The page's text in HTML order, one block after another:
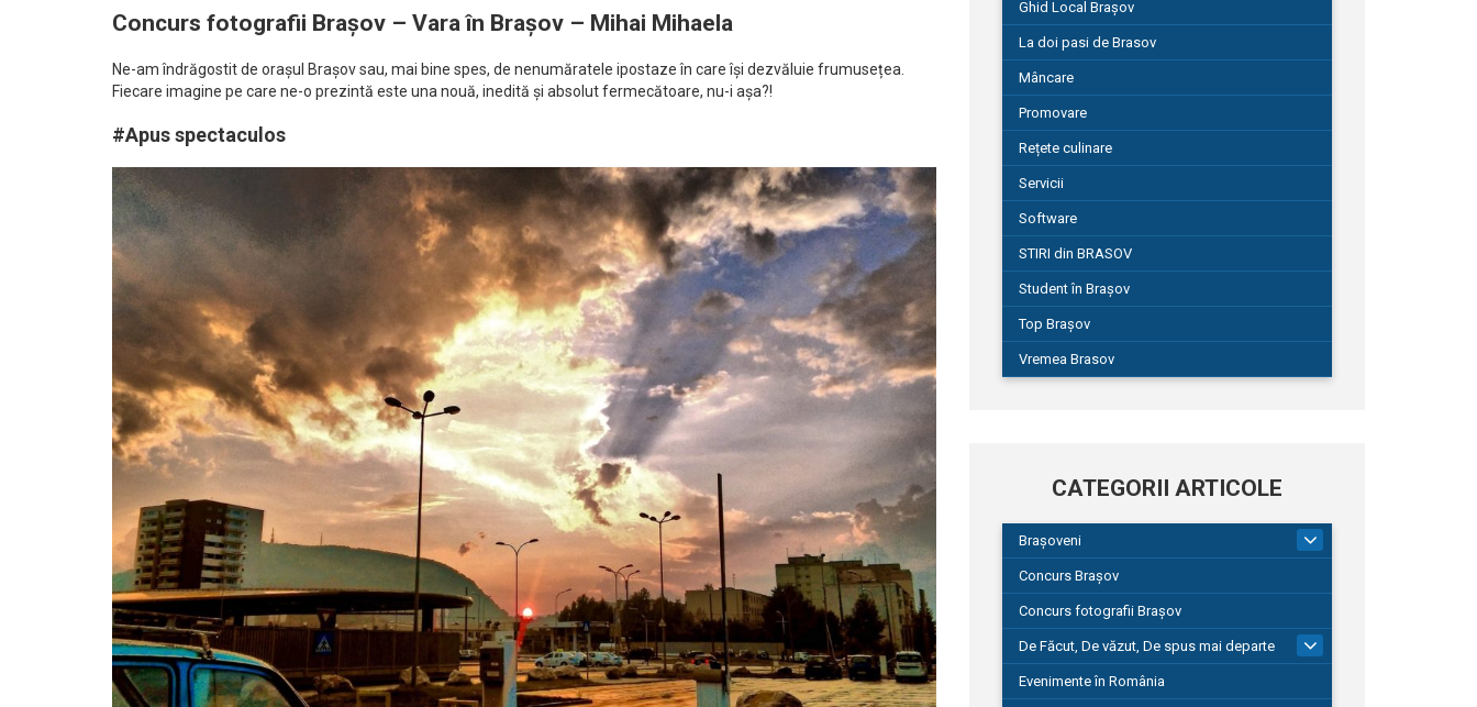
Concurs fotografii Brașov – Vara în Brașov – Mihai Mihaela
Ne-am îndrăgostit de orașul Brașov sau, mai bine spes, de nenumăratele ipostaze în care își dezvăluie frumusețea.
Fiecare imagine pe care ne-o prezintă este una nouă, inedită și absolut fermecătoare, nu-i așa?!
#Apus spectaculos
Ghid Local Brașov
La doi pasi de Brasov
Mâncare
Promovare
Rețete culinare
Servicii
Software
STIRI din BRASOV
Student în Brașov
Top Brașov
Vremea Brasov
CATEGORII ARTICOLE
Brașoveni
Concurs Brașov
Concurs fotografii Brașov
De Făcut, De văzut, De spus mai departe
149
Evenimente în România